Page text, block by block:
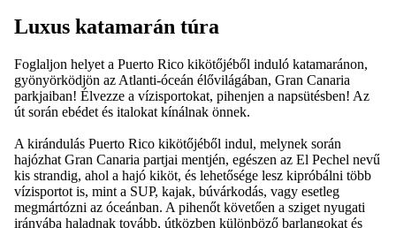
Luxus katamarán túra
Foglaljon helyet a Puerto Rico kikötőjéből induló katamaránon,
gyönyörködjön az Atlanti-óceán élővilágában, Gran Canaria
parkjaiban! Élvezze a vízisportokat, pihenjen a napsütésben! Az
út során ebédet és italokat kínálnak önnek.
A kirándulás Puerto Rico kikötőjéből indul, melynek során
hajózhat Gran Canaria partjai mentjén, egészen az El Pechel nevű
kis strandig, ahol a hajó kiköt, és lehetősége lesz kipróbálni több
vízisportot is, mint a SUP, kajak, búvárkodás, vagy esetleg
megmártózni az óceánban. A pihenőt követően a sziget nyugati
irányába haladnak tovább, útközben különböző barlangokat és